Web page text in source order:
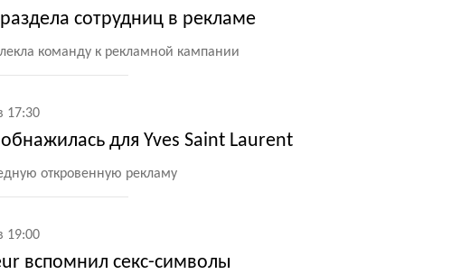
сотрудниц в рекламе
команду к рекламной кампании
17:30
для Yves Saint Laurent
откровенную рекламу
19:00
вспомнил секс-символы